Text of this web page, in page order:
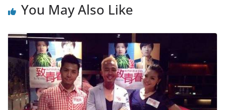
You May Also Like